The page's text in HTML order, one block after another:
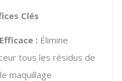
Clés
: Élimine
tous les résidus de
maquillage